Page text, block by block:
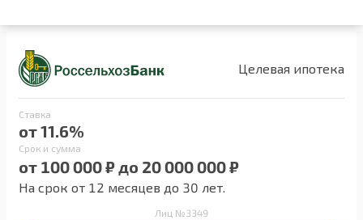
Целевая ипотека
Ставка
от 11.6%
Срок и сумма
от 100 000 ₽ до 20 000 000 ₽
На срок от 12 месяцев до 30 лет.
Лиц №3349